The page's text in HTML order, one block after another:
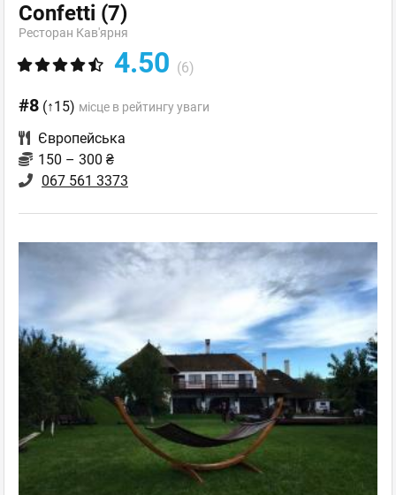
Confetti (7)
Ресторан Кав'ярня
4.50 (6)
#8 (↑15) місце в рейтингу уваги
Європейська
150 – 300 ₴
067 561 3373